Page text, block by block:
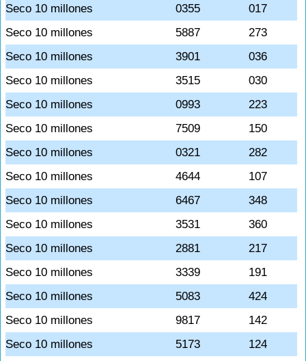
Seco 10 millones
0355
017
Seco 10 millones
5887
273
Seco 10 millones
3901
036
Seco 10 millones
3515
030
Seco 10 millones
0993
223
Seco 10 millones
7509
150
Seco 10 millones
0321
282
Seco 10 millones
4644
107
Seco 10 millones
6467
348
Seco 10 millones
3531
360
Seco 10 millones
2881
217
Seco 10 millones
3339
191
Seco 10 millones
5083
424
Seco 10 millones
9817
142
Seco 10 millones
5173
124